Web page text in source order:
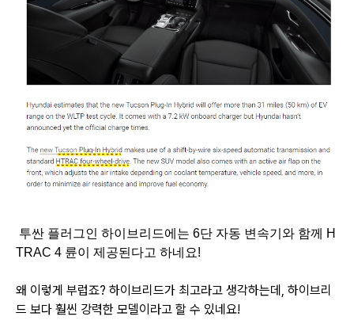
투싼 플러그인 하이브리드에는 6단 자동 변속기와 함께 H
TRAC 4 륜이 제공된다고 하네요!
왜 이렇게 부럽죠? 하이브리드가 최고라고 생각하는데, 하이브리
드 보다 훨씬 강력한 모델이라고 할 수 있네요!